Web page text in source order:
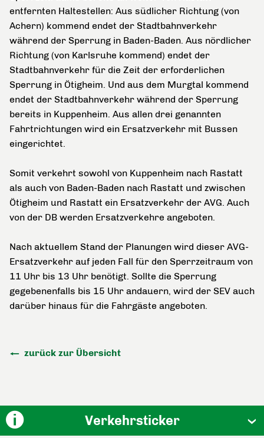
entfernten Haltestellen: Aus südlicher Richtung (von
Achern) kommend endet der Stadtbahnverkehr
während der Sperrung in Baden-Baden. Aus nördlicher
Richtung (von Karlsruhe kommend) endet der
Stadtbahnverkehr für die Zeit der erforderlichen
Sperrung in Ötigheim. Und aus dem Murgtal kommend
endet der Stadtbahnverkehr während der Sperrung
bereits in Kuppenheim. Aus allen drei genannten
Fahrtrichtungen wird ein Ersatzverkehr mit Bussen
eingerichtet.
Somit verkehrt sowohl von Kuppenheim nach Rastatt
als auch von Baden-Baden nach Rastatt und zwischen
Ötigheim und Rastatt ein Ersatzverkehr der AVG. Auch
von der DB werden Ersatzverkehre angeboten.
Nach aktuellem Stand der Planungen wird dieser AVG-
Ersatzverkehr auf jeden Fall für den Sperrzeitraum von
11 Uhr bis 13 Uhr benötigt. Sollte die Sperrung
gegebenenfalls bis 15 Uhr andauern, wird der SEV auch
darüber hinaus für die Fahrgäste angeboten.
zurück zur Übersicht
Verkehrsticker